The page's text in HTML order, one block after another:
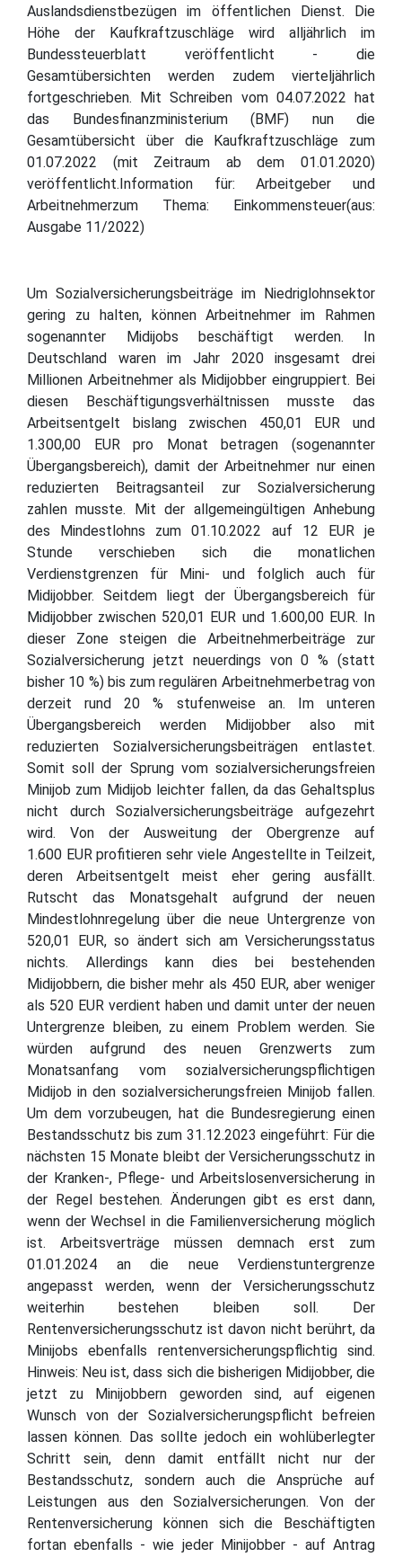
Auslandsdienstbezügen im öffentlichen Dienst. Die
Höhe der Kaufkraftzuschläge wird alljährlich im
Bundessteuerblatt veröffentlicht - die
Gesamtübersichten werden zudem vierteljährlich
fortgeschrieben. Mit Schreiben vom 04.07.2022 hat
das Bundesfinanzministerium (BMF) nun die
Gesamtübersicht über die Kaufkraftzuschläge zum
01.07.2022 (mit Zeitraum ab dem 01.01.2020)
veröffentlicht.Information für: Arbeitgeber und
Arbeitnehmerzum Thema: Einkommensteuer(aus:
Ausgabe 11/2022)
Um Sozialversicherungsbeiträge im Niedriglohnsektor
gering zu halten, können Arbeitnehmer im Rahmen
sogenannter Midijobs beschäftigt werden. In
Deutschland waren im Jahr 2020 insgesamt drei
Millionen Arbeitnehmer als Midijobber eingruppiert. Bei
diesen Beschäftigungsverhältnissen musste das
Arbeitsentgelt bislang zwischen 450,01 EUR und
1.300,00 EUR pro Monat betragen (sogenannter
Übergangsbereich), damit der Arbeitnehmer nur einen
reduzierten Beitragsanteil zur Sozialversicherung
zahlen musste. Mit der allgemeingültigen Anhebung
des Mindestlohns zum 01.10.2022 auf 12 EUR je
Stunde verschieben sich die monatlichen
Verdienstgrenzen für Mini- und folglich auch für
Midijobber. Seitdem liegt der Übergangsbereich für
Midijobber zwischen 520,01 EUR und 1.600,00 EUR. In
dieser Zone steigen die Arbeitnehmerbeiträge zur
Sozialversicherung jetzt neuerdings von 0 % (statt
bisher 10 %) bis zum regulären Arbeitnehmerbetrag von
derzeit rund 20 % stufenweise an. Im unteren
Übergangsbereich werden Midijobber also mit
reduzierten Sozialversicherungsbeiträgen entlastet.
Somit soll der Sprung vom sozialversicherungsfreien
Minijob zum Midijob leichter fallen, da das Gehaltsplus
nicht durch Sozialversicherungsbeiträge aufgezehrt
wird. Von der Ausweitung der Obergrenze auf
1.600 EUR profitieren sehr viele Angestellte in Teilzeit,
deren Arbeitsentgelt meist eher gering ausfällt.
Rutscht das Monatsgehalt aufgrund der neuen
Mindestlohnregelung über die neue Untergrenze von
520,01 EUR, so ändert sich am Versicherungsstatus
nichts. Allerdings kann dies bei bestehenden
Midijobbern, die bisher mehr als 450 EUR, aber weniger
als 520 EUR verdient haben und damit unter der neuen
Untergrenze bleiben, zu einem Problem werden. Sie
würden aufgrund des neuen Grenzwerts zum
Monatsanfang vom sozialversicherungspflichtigen
Midijob in den sozialversicherungsfreien Minijob fallen.
Um dem vorzubeugen, hat die Bundesregierung einen
Bestandsschutz bis zum 31.12.2023 eingeführt: Für die
nächsten 15 Monate bleibt der Versicherungsschutz in
der Kranken-, Pflege- und Arbeitslosenversicherung in
der Regel bestehen. Änderungen gibt es erst dann,
wenn der Wechsel in die Familienversicherung möglich
ist. Arbeitsverträge müssen demnach erst zum
01.01.2024 an die neue Verdienstuntergrenze
angepasst werden, wenn der Versicherungsschutz
weiterhin bestehen bleiben soll. Der
Rentenversicherungsschutz ist davon nicht berührt, da
Minijobs ebenfalls rentenversicherungspflichtig sind.
Hinweis: Neu ist, dass sich die bisherigen Midijobber, die
jetzt zu Minijobbern geworden sind, auf eigenen
Wunsch von der Sozialversicherungspflicht befreien
lassen können. Das sollte jedoch ein wohlüberlegter
Schritt sein, denn damit entfällt nicht nur der
Bestandsschutz, sondern auch die Ansprüche auf
Leistungen aus den Sozialversicherungen. Von der
Rentenversicherung können sich die Beschäftigten
fortan ebenfalls - wie jeder Minijobber - auf Antrag